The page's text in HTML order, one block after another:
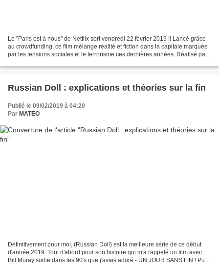
Le "Paris est à nous" de Netflix sort vendredi 22 février 2019 !! Lancé grâce
au crowdfunding, ce film mélange réalité et fiction dans la capitale marquée
par les tensions sociales et le terrorisme ces dernières années. Réalisé par
Russian Doll : explications et théories sur la fin
Publié le 09/02/2019 à 04:20
Par MATEO
Définitivement pour moi, (Russian Doll) est la meilleure série de ce début
d'année 2019. Tout d'abord pour son histoire qui m'a rappelé un film avec
Bill Muray sortie dans les 90's que j'avais adoré - UN JOUR SANS FIN ! Puis